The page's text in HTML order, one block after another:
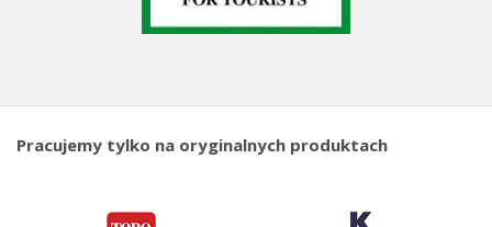
Pracujemy tylko na oryginalnych produktach